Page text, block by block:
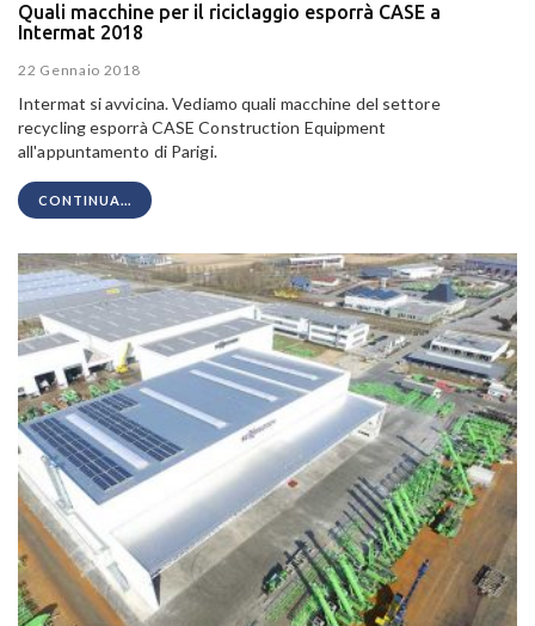
Quali macchine per il riciclaggio esporrà CASE a
Intermat 2018
22 Gennaio 2018
Intermat si avvicina. Vediamo quali macchine del settore
recycling esporrà CASE Construction Equipment
all'appuntamento di Parigi.
CONTINUA...